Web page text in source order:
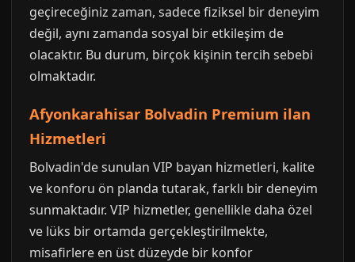
geçireceğiniz zaman, sadece fiziksel bir deneyim
değil, aynı zamanda sosyal bir etkileşim de
olacaktır. Bu durum, birçok kişinin tercih sebebi
olmaktadır.
Afyonkarahisar Bolvadin Premium ilan
Hizmetleri
Bolvadin'de sunulan VIP bayan hizmetleri, kalite
ve konforu ön planda tutarak, farklı bir deneyim
sunmaktadır. VIP hizmetler, genellikle daha özel
ve lüks bir ortamda gerçekleştirilmekte,
misafirlere en üst düzeyde bir konfor